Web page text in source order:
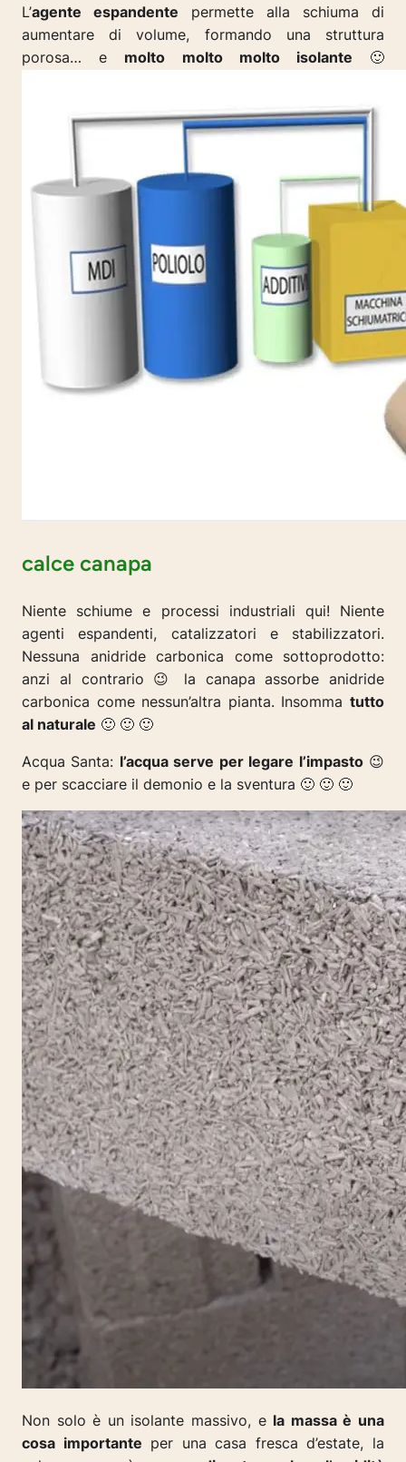
L’agente espandente permette alla schiuma di
aumentare di volume, formando una struttura
porosa… e molto molto molto isolante 🙂
calce canapa
Niente schiume e processi industriali qui! Niente
agenti espandenti, catalizzatori e stabilizzatori.
Nessuna anidride carbonica come sottoprodotto:
anzi al contrario 😉 la canapa assorbe anidride
carbonica come nessun’altra pianta. Insomma tutto
al naturale 🙂 🙂 🙂
Acqua Santa: l’acqua serve per legare l’impasto😉
e per scacciare il demonio e la sventura 🙂 🙂 🙂
Non solo è un isolante massivo, e la massa è una
cosa importante per una casa fresca d’estate, la